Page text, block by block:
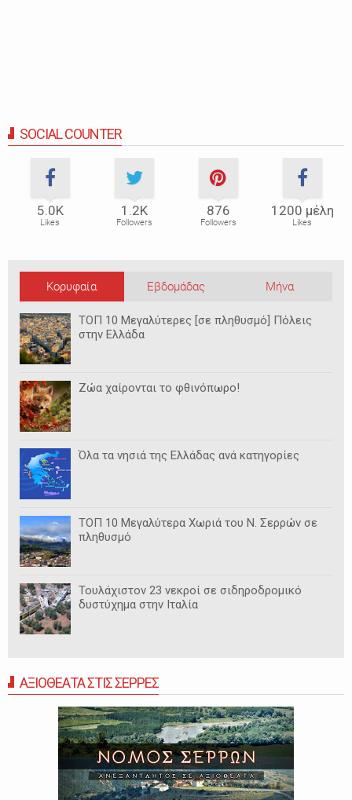
SOCIAL COUNTER
5.0Κ
Likes
1.2Κ
Followers
876
Followers
1200 μέλη
Likes
Κορυφαία Εβδομάδας Μήνα
ΤΟΠ 10 Μεγαλύτερες [σε πληθυσμό] Πόλεις
στην Ελλάδα
Ζώα χαίρονται το φθινόπωρο!
Όλα τα νησιά της Ελλάδας ανά κατηγορίες
ΤΟΠ 10 Μεγαλύτερα Χωριά του Ν. Σερρών σε
πληθυσμό
Τουλάχιστον 23 νεκροί σε σιδηροδρομικό
δυστύχημα στην Ιταλία
ΑΞΙΟΘΕΑΤΑ ΣΤΙΣ ΣΕΡΡΕΣ